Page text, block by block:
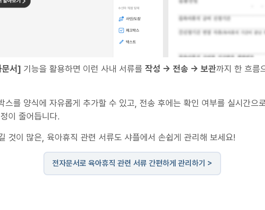
서] 기능을 활용하면 이런 사내 서류를 작성 → 전송 → 보관까지 한 흐름
스를 양식에 자유롭게 추가할 수 있고, 전송 후에는 확인 여부를 실시간으
이 줄어듭니다.
것이 많은, 육아휴직 관련 서류도 샤플에서 손쉽게 관리해 보세요!
전자문서로 육아휴직 관련 서류 간편하게 관리하기 >